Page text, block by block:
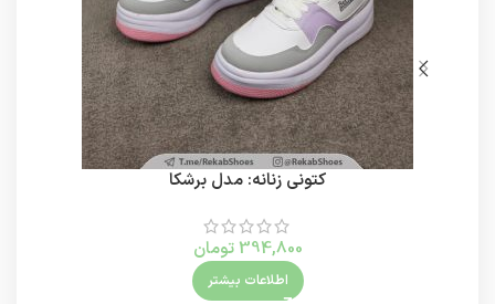
کتونی زنانه: مدل برشکا
394,800 تومان
اطلاعات بیشتر